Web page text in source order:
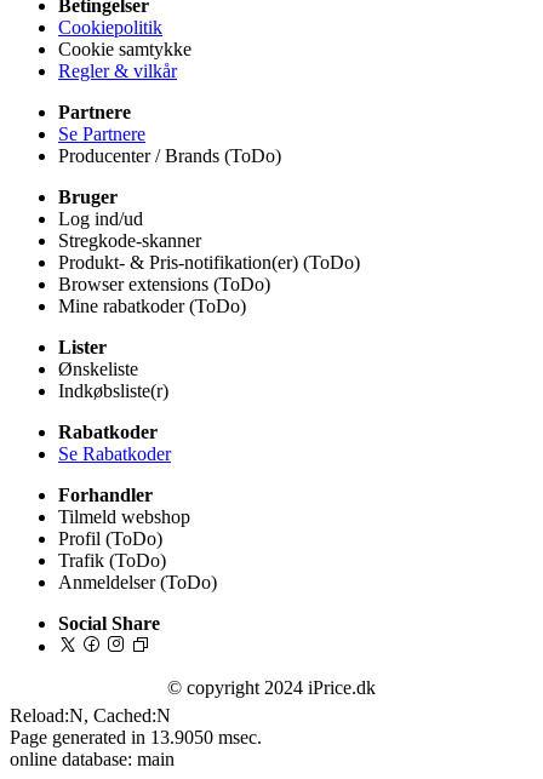
Betingelser
Cookiepolitik
Cookie samtykke
Regler & vilkår
Partnere
Se Partnere
Producenter / Brands (ToDo)
Bruger
Log ind/ud
Stregkode-skanner
Produkt- & Pris-notifikation(er) (ToDo)
Browser extensions (ToDo)
Mine rabatkoder (ToDo)
Lister
Ønskeliste
Indkøbsliste(r)
Rabatkoder
Se Rabatkoder
Forhandler
Tilmeld webshop
Profil (ToDo)
Trafik (ToDo)
Anmeldelser (ToDo)
Social Share
© copyright 2024 iPrice.dk
Reload:N, Cached:N
Page generated in 13.9050 msec.
online database: main